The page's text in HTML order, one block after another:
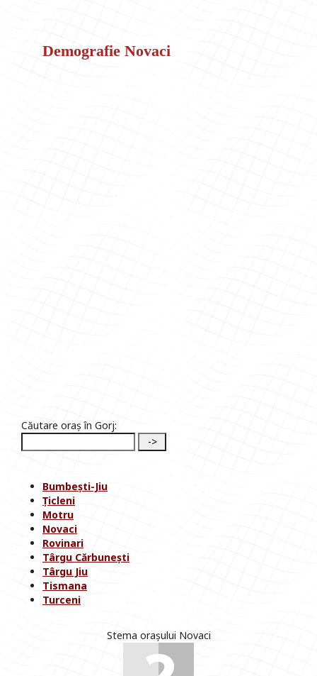
Demografie Novaci
Căutare oraș în Gorj:
Bumbești-Jiu
Țicleni
Motru
Novaci
Rovinari
Târgu Cărbunești
Târgu Jiu
Tismana
Turceni
Stema orașului Novaci